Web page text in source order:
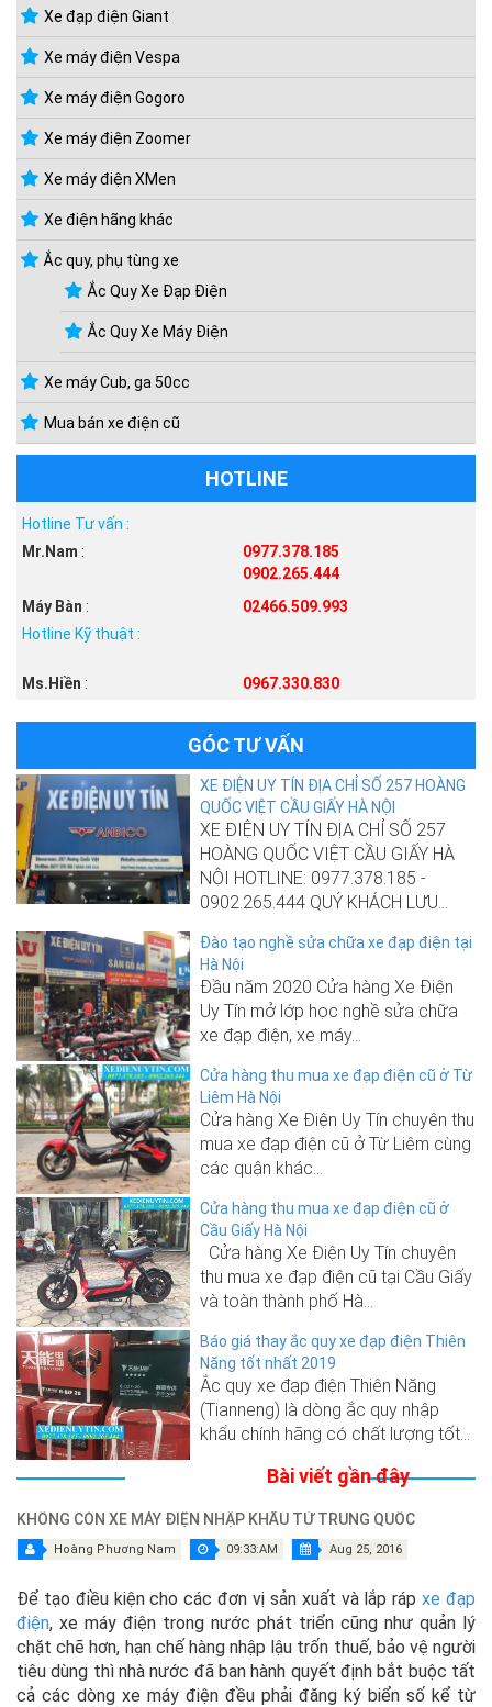
Xe đạp điện Giant
Xe máy điện Vespa
Xe máy điện Gogoro
Xe máy điện Zoomer
Xe máy điện XMen
Xe điện hãng khác
Ắc quy, phụ tùng xe
Ắc Quy Xe Đạp Điện
Ắc Quy Xe Máy Điện
Xe máy Cub, ga 50cc
Mua bán xe điện cũ
HOTLINE
Hotline Tư vấn :
Mr.Nam :
0977.378.185
0902.265.444
Máy Bàn :
02466.509.993
Hotline Kỹ thuật :
Ms.Hiền : 0967.330.830
GÓC TƯ VẤN
XE ĐIỆN UY TÍN ĐỊA CHỈ SỐ 257 HOÀNG
QUỐC VIỆT CẦU GIẤY HÀ NỘI
XE ĐIỆN UY TÍN ĐỊA CHỈ SỐ 257
HOÀNG QUỐC VIỆT CẦU GIẤY HÀ
NỘI HOTLINE: 0977.378.185 -
0902.265.444 QUÝ KHÁCH LƯU...
Đào tạo nghề sửa chữa xe đạp điện tại
Hà Nội
Đầu năm 2020 Cửa hàng Xe Điện
Uy Tín mở lớp học nghề sửa chữa
xe đạp điện, xe máy...
Cửa hàng thu mua xe đạp điện cũ ở Từ
Liêm Hà Nội
Cửa hàng Xe Điện Uy Tín chuyên thu
mua xe đạp điện cũ ở Từ Liêm cùng
các quận khác...
Cửa hàng thu mua xe đạp điện cũ ở
Cầu Giấy Hà Nội
Cửa hàng Xe Điện Uy Tín chuyên
thu mua xe đạp điện cũ tại Cầu Giấy
và toàn thành phố Hà...
Báo giá thay ắc quy xe đạp điện Thiên
Năng tốt nhất 2019
Ắc quy xe đạp điện Thiên Năng
(Tianneng) là dòng ắc quy nhập
khẩu chính hãng có chất lượng tốt...
Bài viết gần đây
KHÔNG CÒN XE MÁY ĐIỆN NHẬP KHẨU TỪ TRUNG QUỐC
Hoàng Phương Nam 09:33:AM Aug 25, 2016
Để tạo điều kiện cho các đơn vị sản xuất và lắp rápxe đạp
điện, xe máy điện trong nước phát triển cũng như quản lý
chặt chẽ hơn, hạn chế hàng nhập lậu trốn thuế, bảo vệ người
tiêu dùng thì nhà nước đã ban hành quyết định bắt buộc tất
cả các dòng xe máy điện đều phải đăng ký biển số kể từ